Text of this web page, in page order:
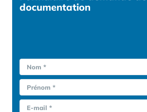
documentation
Nom *
Prénom *
E-mail *